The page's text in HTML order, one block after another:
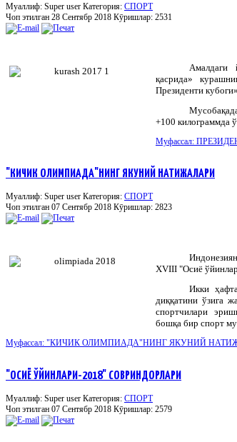
Муаллиф: Super user Категория: СПОРТ
Чоп этилган 28 Сентябр 2018 Кӯришлар: 2531
Амалдаги
қасрида»
Президенти кубоги
+100 килограммда
Муфассал:
"КИЧИК ОЛИМПИАДА"НИНГ ЯКУНИЙ НАТИЖАЛАРИ
Муаллиф: Super user Категория: СПОРТ
Чоп этилган 07 Сентябр 2018 Кӯришлар: 2823
XVIII "Осиё
Икки
диққатини ўзига
спортчилари
бошқа бир спорт
Муфассал: "КИЧИК ОЛИМПИАДА"НИНГ ЯКУНИЙ
"ОСИЁ ЎЙИНЛАРИ-2018" СОВРИНДОРЛАРИ
Муаллиф: Super user Категория: СПОРТ
Чоп этилган 07 Сентябр 2018 Кӯришлар: 2579